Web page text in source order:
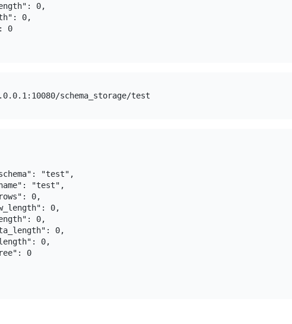
0,
0,
0
"test",
"test",
0,
0,
0,
0,
0,
0